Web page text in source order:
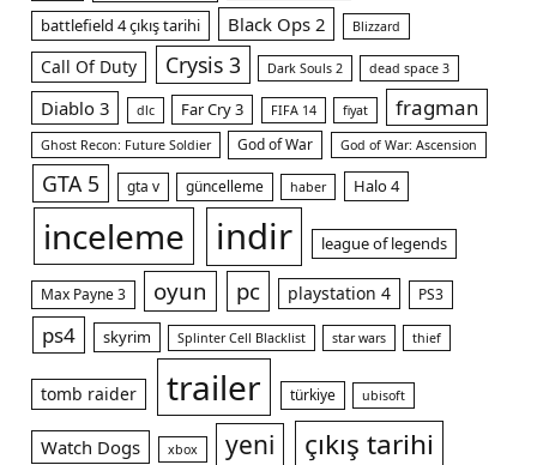
battlefield 4 çıkış tarihi Black Ops 2 Blizzard
Call Of Duty Crysis 3 Dark Souls 2 dead space 3
Diablo 3 dlc Far Cry 3 FIFA 14 fiyat fragman
Ghost Recon: Future Soldier God of War God of War: Ascension
GTA 5 gta v güncelleme haber Halo 4
inceleme indir league of legends
Max Payne 3 oyun pc playstation 4 PS3
ps4 skyrim Splinter Cell Blacklist star wars thief
tomb raider trailer türkiye ubisoft
Watch Dogs xbox yeni çıkış tarihi